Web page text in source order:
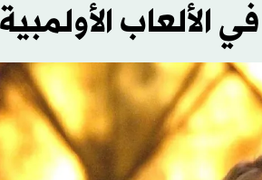
الأولمبية